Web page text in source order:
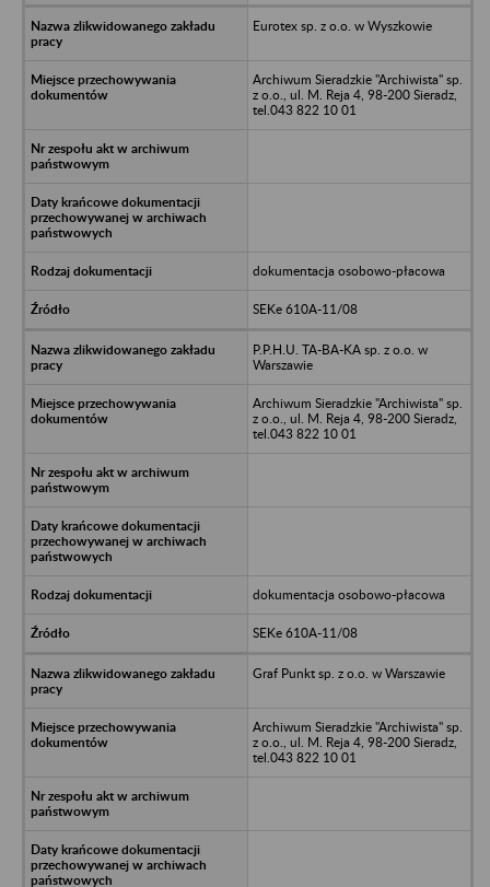
Eurotex sp. z o.o. w Wyszkowie
Archiwum Sieradzkie "Archiwista" sp.
z o.o., ul. M. Reja 4, 98-200 Sieradz,
tel.043 822 10 01
dokumentacja osobowo-płacowa
SEKe 610A-11/08
P.P.H.U. TA-BA-KA sp. z o.o. w
Warszawie
Archiwum Sieradzkie "Archiwista" sp.
z o.o., ul. M. Reja 4, 98-200 Sieradz,
tel.043 822 10 01
dokumentacja osobowo-płacowa
SEKe 610A-11/08
Graf Punkt sp. z o.o. w Warszawie
Archiwum Sieradzkie "Archiwista" sp.
z o.o., ul. M. Reja 4, 98-200 Sieradz,
tel.043 822 10 01